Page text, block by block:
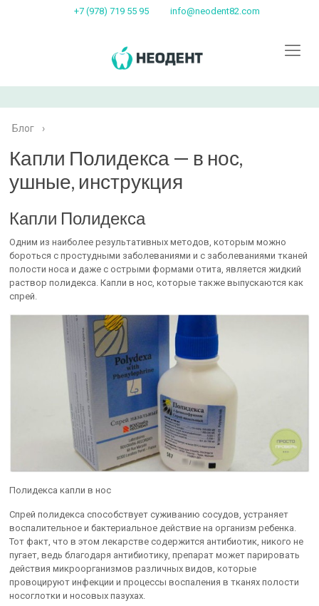
+7 (978) 719 55 95 info@neodent82.com
Блог ›
Капли Полидекса — в нос,
ушные, инструкция
Капли Полидекса
Одним из наиболее результативных методов, которым можно
бороться с простудными заболеваниями и с заболеваниями тканей
полости носа и даже с острыми формами отита, является жидкий
раствор полидекса. Капли в нос, которые также выпускаются как
спрей.
Полидекса капли в нос
Спрей полидекса способствует суживанию сосудов, устраняет
воспалительное и бактериальное действие на организм ребенка.
Тот факт, что в этом лекарстве содержится антибиотик, никого не
пугает, ведь благодаря антибиотику, препарат может парировать
действия микроорганизмов различных видов, которые
провоцируют инфекции и процессы воспаления в тканях полости
носоглотки и носовых пазухах.